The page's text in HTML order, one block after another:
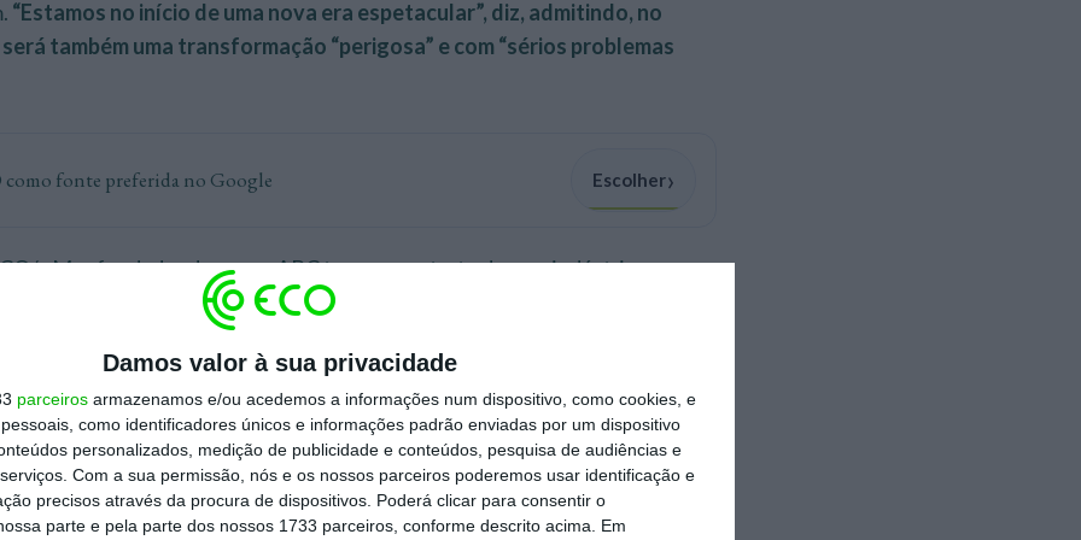
Damos valor à sua privacidade
parceiros armazenamos e/ou acedemos a informações num dispositivo, como cookies, e
como identificadores únicos e informações padrão enviadas por um dispositivo
personalizados, medição de publicidade e conteúdos, pesquisa de audiências e
Com a sua permissão, nós e os nossos parceiros poderemos usar identificação e
precisos através da procura de dispositivos. Poderá clicar para consentir o
parte e pela parte dos nossos 1733 parceiros, conforme descrito acima. Em
“Estamos no início de uma nova era espetacular”, diz, admitindo, no
também uma transformação “perigosa” e com “sérios problemas
como fonte preferida no Google Escolher›
+M, o fundador do grupo ABC traça um retrato de uma indústria
acelerada, onde as estruturas pesadas e os milhares de funcionários
modelos mais leves, flexíveis e assentes em redes de parceiros e
vão desaparecer da forma como as conhecemos. As que vão
se vão adaptar”, afirma.
liderado e vendido o Grupo ABC –que chegou a ter quatro mil
grupoOmnicom,Nizan Guanaes criou uma nova operação com apenas 12